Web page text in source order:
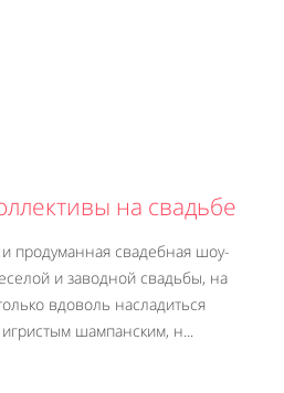
на свадьбе
продуманная свадебная шоу-
и заводной свадьбы, на
вдоволь насладиться
шампанским, н...